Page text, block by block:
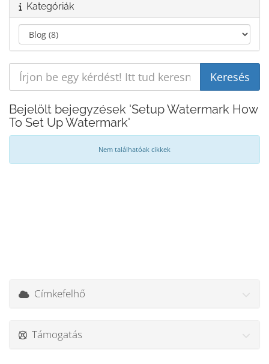
Kategóriák
Bejelölt bejegyzések 'Setup Watermark How
To Set Up Watermark'
Nem találhatóak cikkek
Címkefelhő
Támogatás